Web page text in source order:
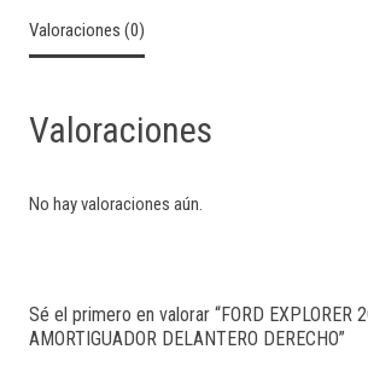
Valoraciones (0)
Valoraciones
No hay valoraciones aún.
Sé el primero en valorar “FORD EXPLORER
AMORTIGUADOR DELANTERO DERECHO”